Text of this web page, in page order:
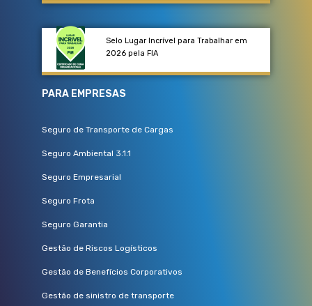
Selo Lugar Incrível para Trabalhar em
2026 pela FIA
PARA EMPRESAS
Seguro de Transporte de Cargas
Seguro Ambiental 3.1.1
Seguro Empresarial
Seguro Frota
Seguro Garantia
Gestão de Riscos Logísticos
Gestão de Benefícios Corporativos
Gestão de sinistro de transporte